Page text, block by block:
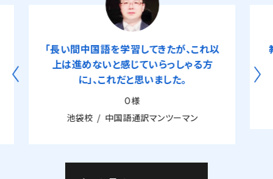
きたが、これ以
らっしゃる方
した。
教室レッスンとオンラインレッス
用しています
T様（会社員）